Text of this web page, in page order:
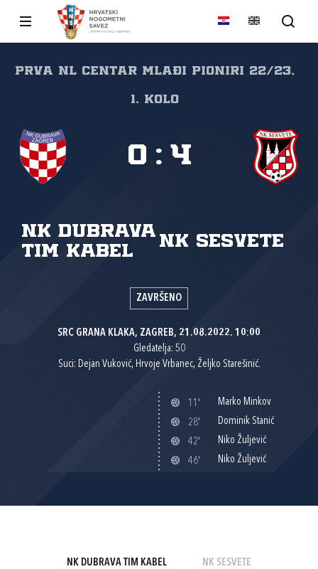
Prva NL Centar mlađi pioniri 22/23,
1. kolo
NK Dubrava
Tim Kabel
NK Sesvete
0 : 4
ZAVRŠENO
SRC GRANA KLAKA, ZAGREB, 21.08.2022. 10:00
Gledatelja: 50
Suci: Dejan Vuković, Hrvoje Vrbanec, Željko Starešinić.
11'
Marko Minkov
28'
Dominik Stanić
42'
Niko Žuljević
46'
Niko Žuljević
NK DUBRAVA TIM KABEL NK SESVETE